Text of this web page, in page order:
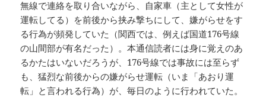
無線で連絡を取り合いながら、自家車（主として女性が
運転してる）を前後から挟み撃ちにして、嫌がらせをす
る行為が頻発していた（関西では、例えば国道176号線
の山間部が有名だった）。本通信読者には身に覚えのあ
るかたはいないだろうが、176号線では事故には至らず
も、猛烈な前後からの嫌がらせ運転（いま「あおり運
転」と言われる行為）が、毎日のように行われていた。